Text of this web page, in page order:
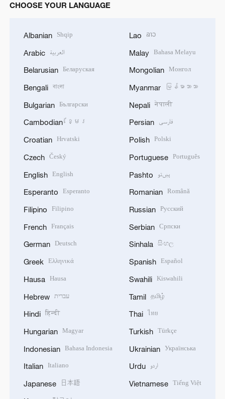
CHOOSE YOUR LANGUAGE
Albanian Shqip
Arabic العربية
Belarusian Беларуская
Bengali বাংলা
Bulgarian Български
Cambodian ខ្មែរ
Croatian Hrvatski
Czech Český
English English
Esperanto Esperanto
Filipino Filipino
French Français
German Deutsch
Greek Ελληνικά
Hausa Hausa
Hebrew עברית
Hindi हिन्दी
Hungarian Magyar
Indonesian Bahasa Indonesia
Italian Italiano
Japanese 日本語
Lao ລາວ
Malay Bahasa Melayu
Mongolian Монгол
Myanmar မြန်မာဘာသာ
Nepali नेपाली
Persian فارسی
Polish Polski
Portuguese Português
Pashto پښتو
Romanian Română
Russian Русский
Serbian Српски
Sinhala සිංහල
Spanish Español
Swahili Kiswahili
Tamil தமிழ்
Thai ไทย
Turkish Türkçe
Ukrainian Українська
Urdu اردو
Vietnamese Tiếng Việt